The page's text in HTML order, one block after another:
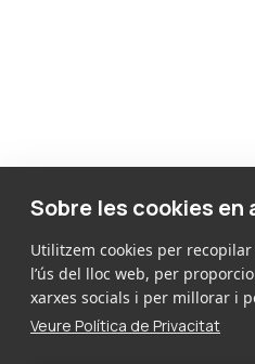
Sobre les cookies en
Utilitzem cookies per
l’ús del lloc web, per
xarxes socials i per millorar i
Veure Política de Privacitat